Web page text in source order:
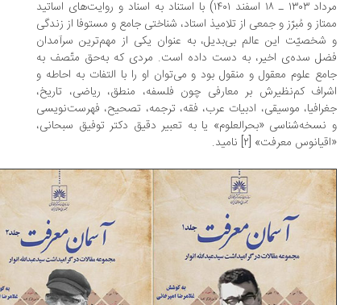
مرداد ۱۳۰۳ ـ ۱۸ اسفند ۱۴۰۱) با استناد به اسناد و روایت‌های اساتید
و مُبرّز و جمعی از تلامیذ استاد، شناختی جامع و مستوفا از زندگی
این عالم بی‌بدیل، به عنوان یکی از مهم‌ترین سرآمدان
سده‌ی اخیر، به دست داده است. مردی که به‌حق متّصف به
علوم معقول و منقول بود و می‌توان او را با التفات به احاطه و
کم‌نظیرش بر معارفی چون فلسفه، منطق، ریاضی، تاریخ،
موسیقی، ادبیات عرب، فقه، ترجمه، تصحیح، فهرست‌نویسی
«بحرالعلوم» یا به تعبیر دقیق‌ دکتر توفیق سبحانی،
معرفت» [۲] نامید.